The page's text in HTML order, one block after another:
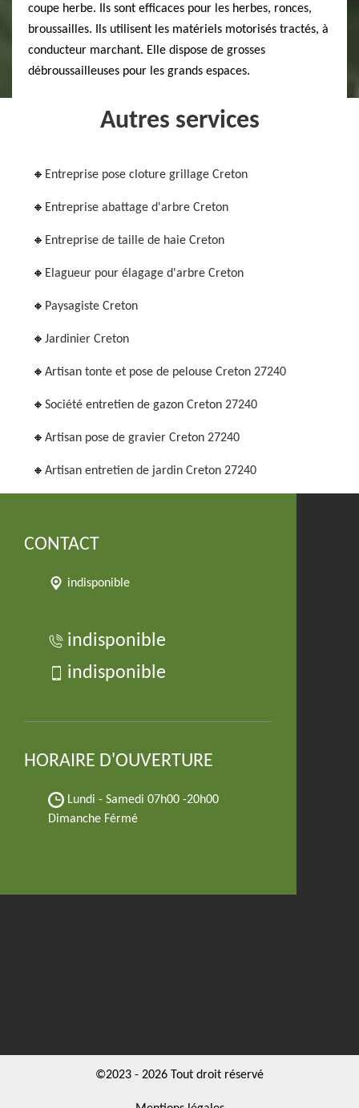
coupe herbe. Ils sont efficaces pour les herbes, ronces,
broussailles. Ils utilisent les matériels motorisés tractés, à
conducteur marchant. Elle dispose de grosses
débroussailleuses pour les grands espaces.
Autres services
Entreprise pose cloture grillage Creton
Entreprise abattage d'arbre Creton
Entreprise de taille de haie Creton
Elagueur pour élagage d'arbre Creton
Paysagiste Creton
Jardinier Creton
Artisan tonte et pose de pelouse Creton 27240
Société entretien de gazon Creton 27240
Artisan pose de gravier Creton 27240
Artisan entretien de jardin Creton 27240
CONTACT
indisponible
indisponible
indisponible
HORAIRE D'OUVERTURE
Lundi - Samedi 07h00 -20h00
Dimanche Férmé
©2023 - 2026 Tout droit réservé